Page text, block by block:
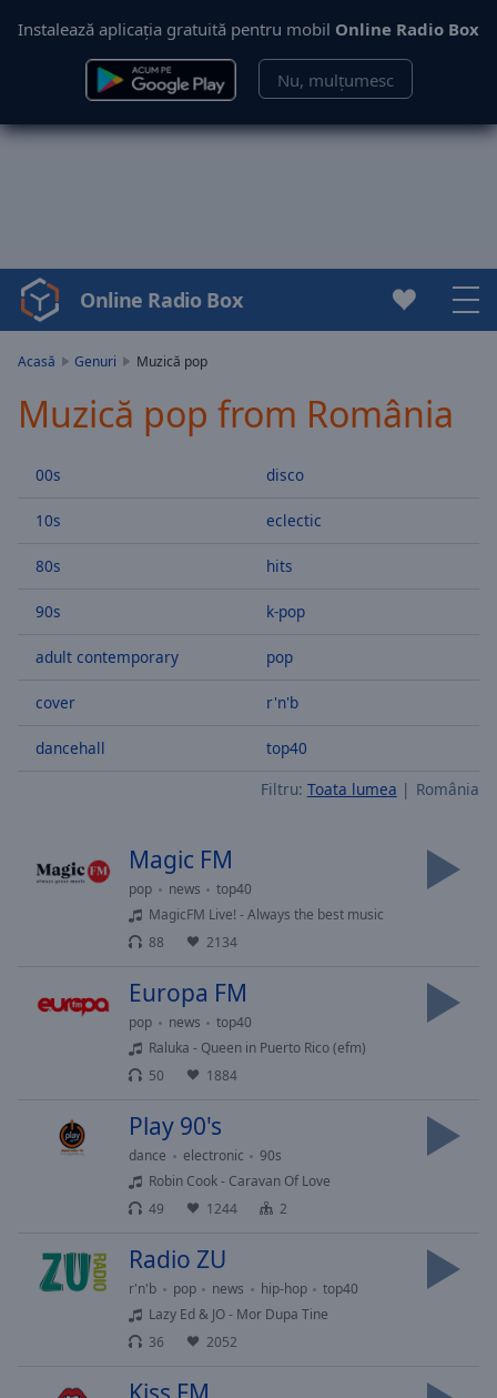
Instalează aplicația gratuită pentru mobil Online Radio Box
Nu, mulțumesc
Video
Player
Play
Video
Skip
Skip
Mute
Time0:00
Duration-:-
0.00%
TypeLIVE
Remaining
Playback
Rate
Descriptions
descriptions
Subtitles
subtitles
Online Radio Box
Acasă Genuri Muzică pop
Muzică pop from România
00s
10s
80s
90s
adult contemporary
cover
dancehall
disco
eclectic
hits
k-pop
pop
r'n'b
top40
Filtru: Toata lumea România
Magic FM
pop news
top40
MagicFM Live! - Always the best music
88
2134
Europa FM
pop news
top40
Raluka - Queen in Puerto Rico (efm)
50
1884
Play 90's
dance electronic
90s
Robin Cook - Caravan Of Love
49
1244 2
Radio ZU
r'n'b pop news hip-hop
top40
Lazy Ed & JO - Mor Dupa Tine
36
2052